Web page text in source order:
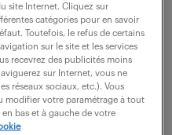
Lignes et
jouerez un rôle clé dans
Votre objectif
de traiter les...
site Internet. Cliquez sur
catégories pour en savoir
Toutefois, le refus de certains
sur le site et les services
recevrez des publicités moins
sur Internet, vous ne
réseaux sociaux, etc.). Vous
modifier votre paramétrage à tout
bas et à gauche de votre